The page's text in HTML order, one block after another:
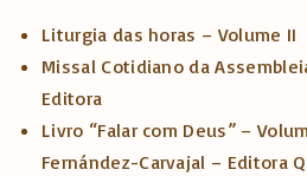
Liturgia das horas – Volume II
Missal Cotidiano da
Editora
Livro “Falar com Deus” –
Fernández-Carvajal – Editora